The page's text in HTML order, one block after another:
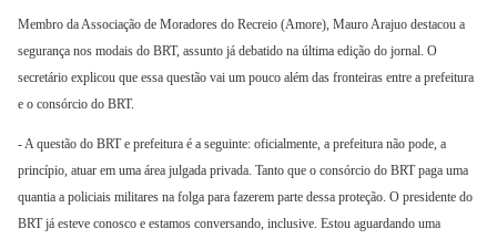
Membro da Associação de Moradores do Recreio (Amore), Mauro Arajuo destacou a
segurança nos modais do BRT, assunto já debatido na última edição do jornal. O
secretário explicou que essa questão vai um pouco além das fronteiras entre a prefeitura
e o consórcio do BRT.
- A questão do BRT e prefeitura é a seguinte: oficialmente, a prefeitura não pode, a
princípio, atuar em uma área julgada privada. Tanto que o consórcio do BRT paga uma
quantia a policiais militares na folga para fazerem parte dessa proteção. O presidente do
BRT já esteve conosco e estamos conversando, inclusive. Estou aguardando uma